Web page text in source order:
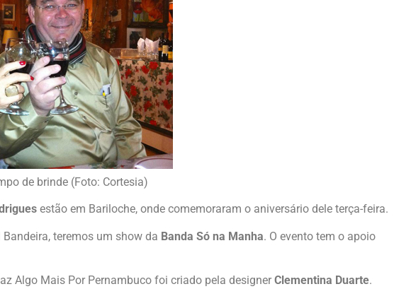
de brinde (Foto: Cortesia)
estão em Bariloche, onde comemoraram o aniversário dele terça-feira.
teremos um show da Banda Só na Manha. O evento tem o apoio
Algo Mais Por Pernambuco foi criado pela designer Clementina Duarte.